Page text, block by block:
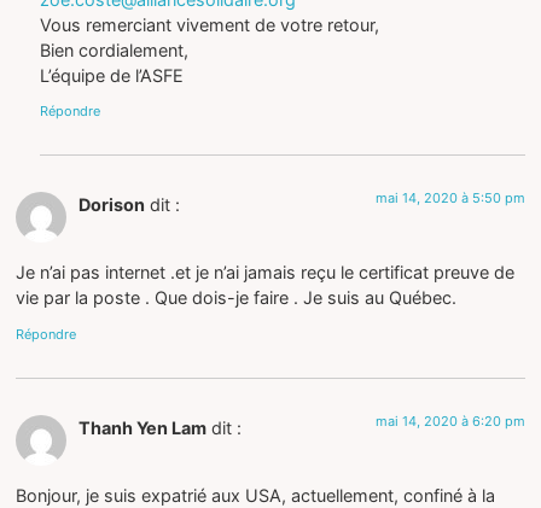
Vous remerciant vivement de votre retour,
Bien cordialement,
L’équipe de l’ASFE
Répondre
Dorison dit : mai 14, 2020 à 5:50 pm
Je n’ai pas internet .et je n’ai jamais reçu le certificat preuve de
vie par la poste . Que dois-je faire . Je suis au Québec.
Répondre
Thanh Yen Lam dit : mai 14, 2020 à 6:20 pm
Bonjour, je suis expatrié aux USA, actuellement, confiné à la